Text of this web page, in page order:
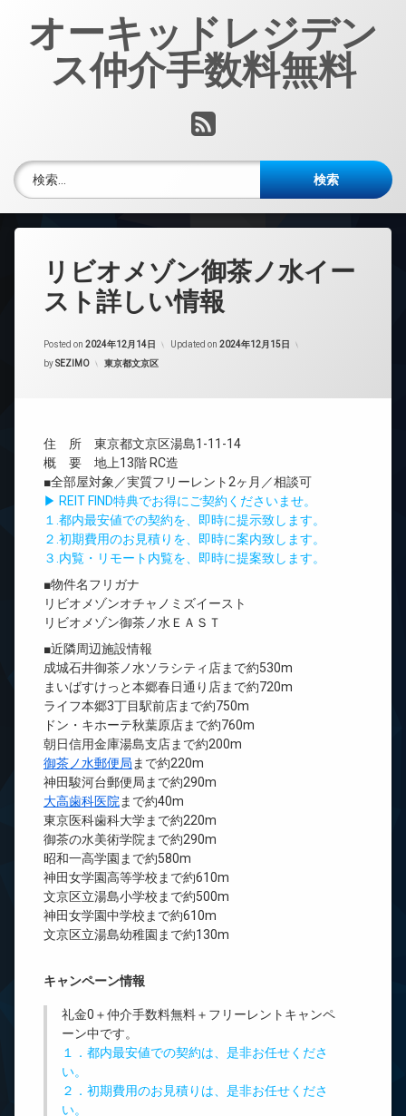
オーキッドレジデン
ス仲介手数料無料
RSS
検索:
リビオメゾン御茶ノ水イー
スト詳しい情報
Posted on 2024年12月14日 Updated on 2024年12月15日
bySEZIMO カテゴリー:
東京都文京区
住 所 東京都文京区湯島1-11-14
概 要 地上13階 RC造
■全部屋対象／実質フリーレント2ヶ月／相談可
▶ REIT FIND特典でお得にご契約くださいませ。
１.都内最安値での契約を、即時に提示致します。
２.初期費用のお見積りを、即時に案内致します。
３.内覧・リモート内覧を、即時に提案致します。
■物件名フリガナ
リビオメゾンオチャノミズイースト
リビオメゾン御茶ノ水ＥＡＳＴ
■近隣周辺施設情報
成城石井御茶ノ水ソラシティ店まで約530m
まいばすけっと本郷春日通り店まで約720m
ライフ本郷3丁目駅前店まで約750m
ドン・キホーテ秋葉原店まで約760m
朝日信用金庫湯島支店まで約200m
御茶ノ水郵便局 まで約220m
神田駿河台郵便局まで約290m
大高歯科医院 まで約40m
東京医科歯科大学まで約220m
御茶の水美術学院まで約290m
昭和一高学園まで約580m
神田女学園高等学校まで約610m
文京区立湯島小学校まで約500m
神田女学園中学校まで約610m
文京区立湯島幼稚園まで約130m
キャンペーン情報
礼金0 ＋仲介手数料無料＋ フリーレント キャンペ
ーン中です。
１．都内最安値での契約は、是非お任せくださ
い。
２．初期費用のお見積りは、是非お任せくださ
い。